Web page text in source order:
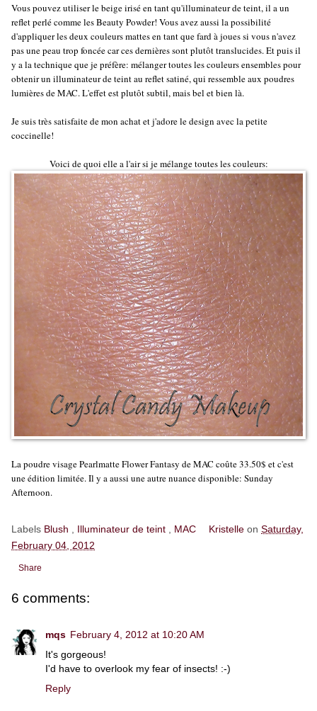
Vous pouvez utiliser le beige irisé en tant qu'illuminateur de teint, il a un
reflet perlé comme les Beauty Powder! Vous avez aussi la possibilité
d'appliquer les deux couleurs mattes en tant que fard à joues si vous n'avez
pas une peau trop foncée car ces dernières sont plutôt translucides. Et puis il
y a la technique que je préfère: mélanger toutes les couleurs ensembles pour
obtenir un illuminateur de teint au reflet satiné, qui ressemble aux poudres
lumières de MAC. L'effet est plutôt subtil, mais bel et bien là.
Je suis très satisfaite de mon achat et j'adore le design avec la petite
coccinelle!
Voici de quoi elle a l'air si je mélange toutes les couleurs:
La poudre visage Pearlmatte Flower Fantasy de MAC coûte 33.50$ et c'est
une édition limitée. Il y a aussi une autre nuance disponible: Sunday
Afternoon.
Labels Blush Illuminateur de teint MAC Kristelle onSaturday,
February 04, 2012
Share
6 comments:
mqs February 4, 2012 at 10:20 AM
It's gorgeous!
I'd have to overlook my fear of insects! :-)
Reply